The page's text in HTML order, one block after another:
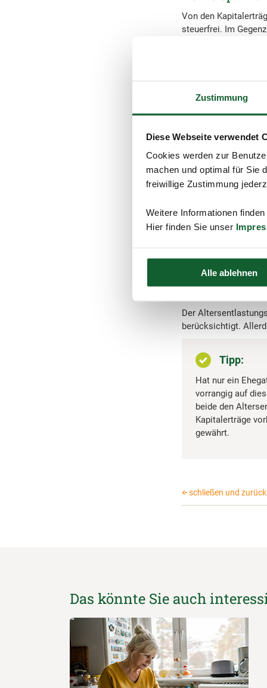
Zustimmung
Diese Webseite verwendet
Cookies werden zur
machen und optimal für Sie
freiwillige Zustimmung
Weitere Informationen
Hier finden Sie unser
Alle ablehnen
Von den
steuerfrei. Im
Steuern, obwohl
haben. Auch das
stattdessen die
Zusätzlich können
Dieser beträgt im
mit wenigen
Banken können
Der
berücksichtigt.
Tipp:
Hat nur ein
vorrangig auf
beide den
Kapitalerträge
gewährt.
schließen und
Das könnte Sie auch